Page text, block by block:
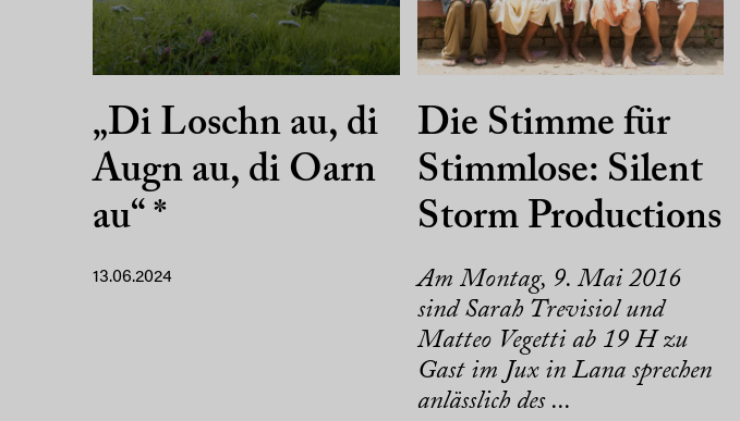
„Di Loschn au, di
Augn au, di Oarn
au“ *
13.06.2024
Die Stimme für
Stimmlose: Silent
Storm Productions
Am Montag, 9. Mai 2016
sind Sarah Trevisiol und
Matteo Vegetti ab 19 H zu
Gast im Jux in Lana sprechen
anlässlich des ...